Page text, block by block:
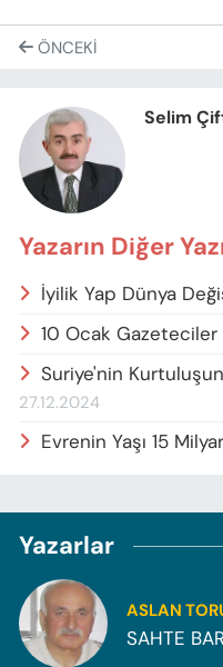
ÖNCEKI
Selim
Yazarın Diğer
İyilik Yap Dünya
10 Ocak Gazeteciler
Suriye'nin
27.12.2024
Evrenin Yaşı 15 Milyar
Yazarlar
ASLAN
SAHTE